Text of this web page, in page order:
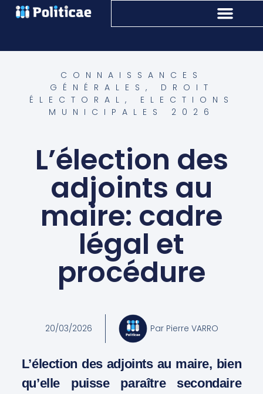
CONNAISSANCES
GÉNÉRALES , DROIT
ÉLECTORAL , ELECTIONS
MUNICIPALES 2026
L’élection des
adjoints au
maire: cadre
légal et
procédure
20/03/2026 ParPierre VARRO
L’élection des adjoints au maire, bien
qu’elle puisse paraître secondaire